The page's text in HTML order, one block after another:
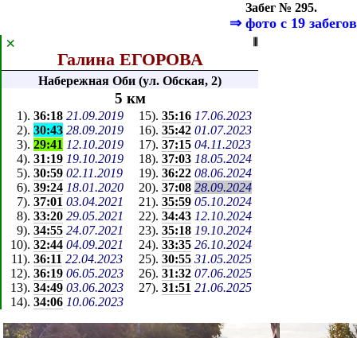
Забег № 295.
⇒ фото с 19 забегов
⦀
×
Галина ЕГОРОВА
Набережная Оби (ул. Обская, 2)
5 км
1). 36:18 21.09.2019 15). 35:16 17.06.2023
2). 30:43 28.09.2019 16). 35:42 01.07.2023
3). 29:41 12.10.2019 17).37:15 04.11.2023
4). 31:19 19.10.2019 18). 37:03 18.05.2024
5).30:59 02.11.2019 19). 36:22 08.06.2024
6). 39:24 18.01.2020 20). 37:08 28.09.2024
7). 37:01 03.04.2021 21). 35:59 05.10.2024
8). 33:20 29.05.2021 22). 34:43 12.10.2024
9). 34:55 24.07.2021 23). 35:18 19.10.2024
10). 32:44 04.09.2021 24). 33:35 26.10.2024
11). 36:11 22.04.2023 25). 30:55 31.05.2025
12). 36:19 06.05.2023 26). 31:32 07.06.2025
13). 34:49 03.06.2023 27). 31:51 21.06.2025
14). 34:06 10.06.2023